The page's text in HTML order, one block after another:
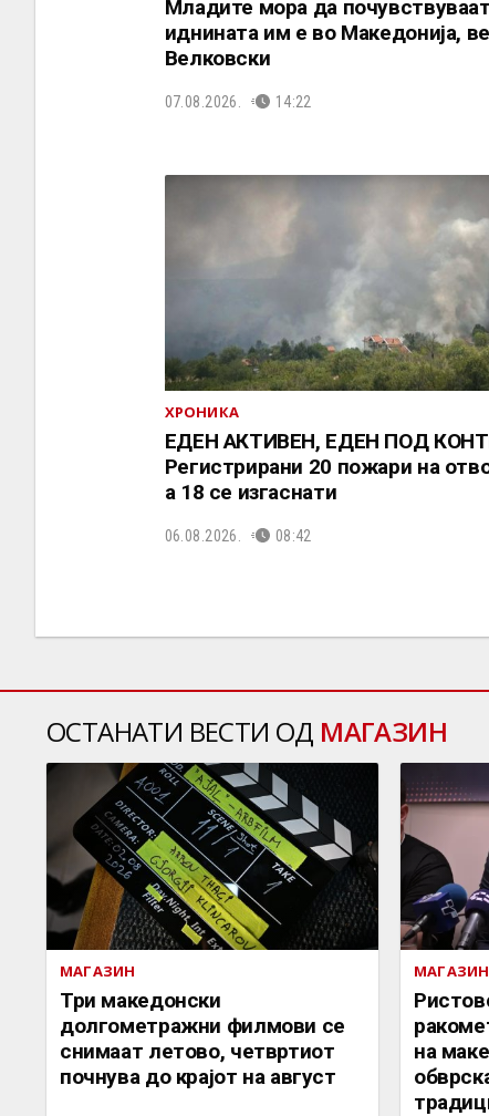
Младите мора да
иднината им е во Македонија,
Велковски
07.08.2026. 14:22
ХРОНИКА
ЕДЕН АКТИВЕН, ЕДЕН ПОД
Регистрирани 20 пожари на
a 18 се изгаснати
06.08.2026. 08:42
ОСТАНАТИ ВЕСТИ ОД МАГАЗИН
МАГАЗИН
Три македонски
долгометражни филмови се
снимаат летово, четвртиот
почнува до крајот на август
МАГАЗИН
на